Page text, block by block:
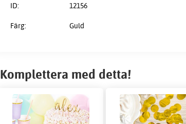
ID: 12156
Färg: Guld
Komplettera med detta!